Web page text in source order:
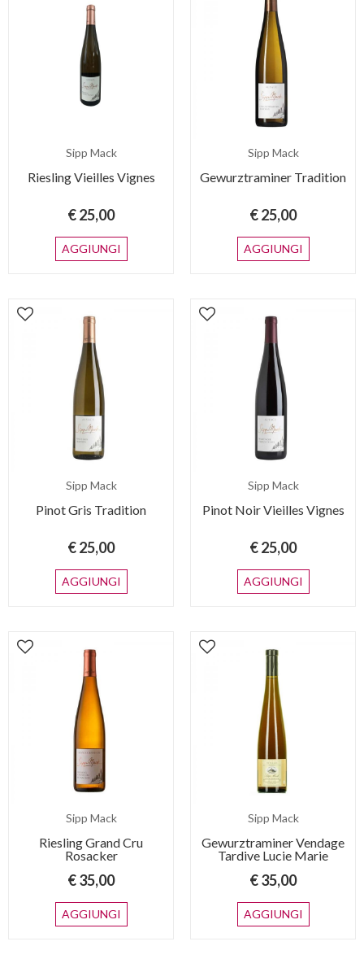
Sipp Mack
Riesling Vieilles Vignes
€ 25,00
AGGIUNGI
Sipp Mack
Gewurztraminer Tradition
€ 25,00
AGGIUNGI
Sipp Mack
Pinot Gris Tradition
€ 25,00
AGGIUNGI
Sipp Mack
Pinot Noir Vieilles Vignes
€ 25,00
AGGIUNGI
Sipp Mack
Riesling Grand Cru
Rosacker
€ 35,00
AGGIUNGI
Sipp Mack
Gewurztraminer Vendage
Tardive Lucie Marie
€ 35,00
AGGIUNGI